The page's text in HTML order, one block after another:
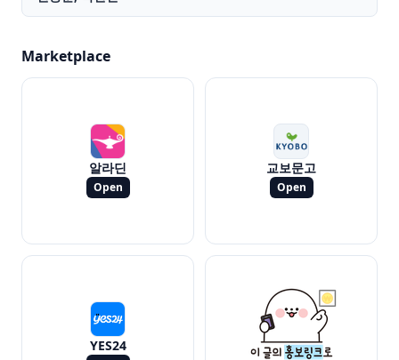
Marketplace
알라딘
Open
교보문고
Open
YES24